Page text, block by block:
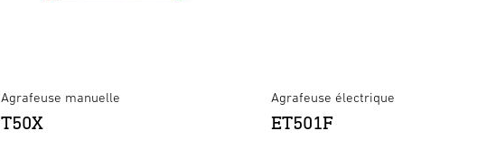
Agrafeuse manuelle
T50X
Agrafeuse électrique
ET501F